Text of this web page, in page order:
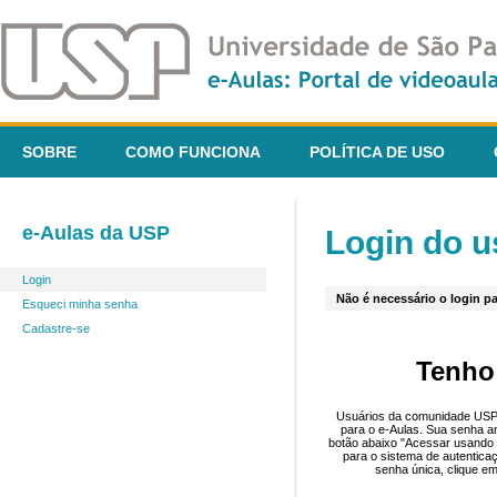
SOBRE COMO FUNCIONA POLÍTICA DE USO
e-Aulas da USP
Login
Esqueci minha senha
Cadastre-se
Login do
Não é necessário o login
Usuários da comunidade
para o e-Aulas. Sua senha
botão abaixo "Acessar
para o sistema de
senha única, clique